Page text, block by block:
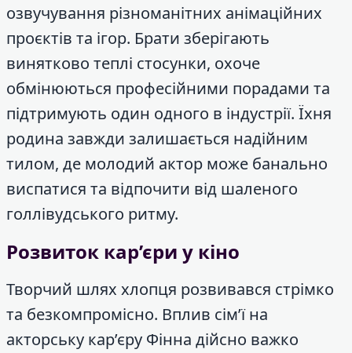
озвучування різноманітних анімаційних
проєктів та ігор. Брати зберігають
винятково теплі стосунки, охоче
обмінюються професійними порадами та
підтримують один одного в індустрії. Їхня
родина завжди залишається надійним
тилом, де молодий актор може банально
виспатися та відпочити від шаленого
голлівудського ритму.
Розвиток кар’єри у кіно
Творчий шлях хлопця розвивався стрімко
та безкомпромісно. Вплив сім’ї на
акторську кар’єру Фінна дійсно важко